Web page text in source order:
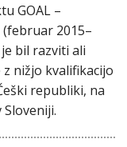
GOAL –
2015–
bil razviti ali
nižjo kvalifikacijo
republiki, na